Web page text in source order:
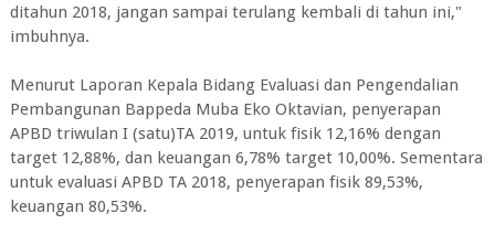
ditahun 2018, jangan sampai terulang kembali di tahun ini,"
imbuhnya.
Menurut Laporan Kepala Bidang Evaluasi dan Pengendalian
Pembangunan Bappeda Muba Eko Oktavian, penyerapan
APBD triwulan I (satu)TA 2019, untuk fisik 12,16% dengan
target 12,88%, dan keuangan 6,78% target 10,00%. Sementara
untuk evaluasi APBD TA 2018, penyerapan fisik 89,53%,
keuangan 80,53%.